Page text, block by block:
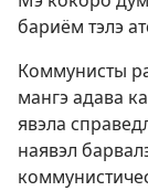
бариём тэлэ
Коммунисты
мангэ адава
явэла
наявэл